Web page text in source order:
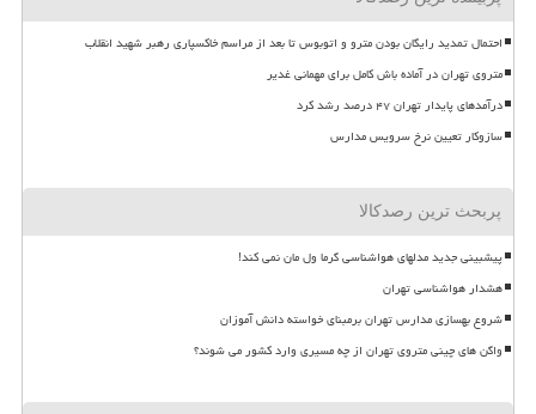
احتمال تمدید رایگان بودن مترو و اتوبوس تا بعد از مراسم خاکسپاری رهبر شهید انقلاب
متروی تهران در آماده باش کامل برای مهمانی غدیر
درآمدهای پایدار تهران ۴۷ درصد رشد کرد
سازوکار تعیین نرخ سرویس مدارس
پربحث ترین رصدکالا
پیشبینی جدید مدلهای هواشناسی گرما ول مان نمی کند!
هشدار هواشناسی تهران
شروع بهسازی مدارس تهران برمبنای خواسته دانش آموزان
واگن های چینی متروی تهران از چه مسیری وارد کشور می شوند؟